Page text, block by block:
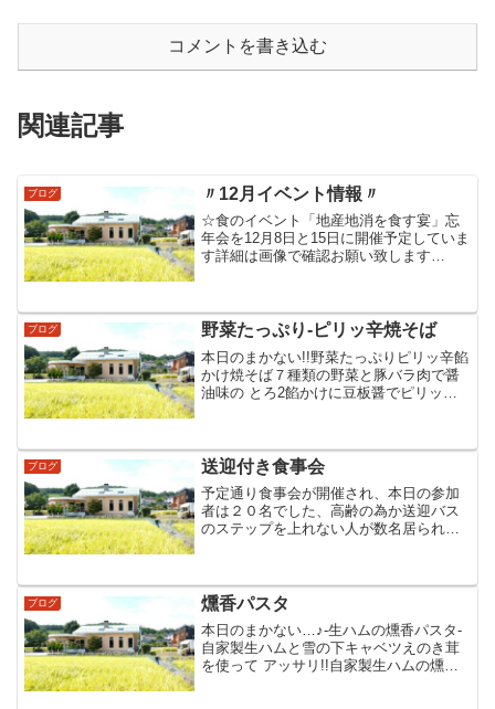
コメントを書き込む
関連記事
ブログ 〃12月イベント情報〃
☆食のイベント「地産地消を食す宴」忘
年会を12月8日と15日に開催予定していま
す詳細は画像で確認お願い致します
りがあります...
ブログ 野菜たっぷり‐ピリッ辛焼そば
本日のまかない!!野菜たっぷりピリッ辛餡
かけ焼そば７種類の野菜と豚バラ肉で醤
油味の とろ2餡かけに豆板醤でピリッ辛
一工夫(...
ブログ 送迎付き食事会
予定通り食事会が開催され、本日の参加
者は２０名でした、高齢の為か送迎バス
のステップを上れない人が数名居られた
をさせて頂き、出来るだけ大勢の人に参
加してほしいと思っていま...
ブログ 燻香パスタ
本日のまかない…♪‐生ハムの燻香パスタ‐
自家製生ハムと雪の下キャベツえのき茸
を使って アッサリ!!自家製生ハムの燻香